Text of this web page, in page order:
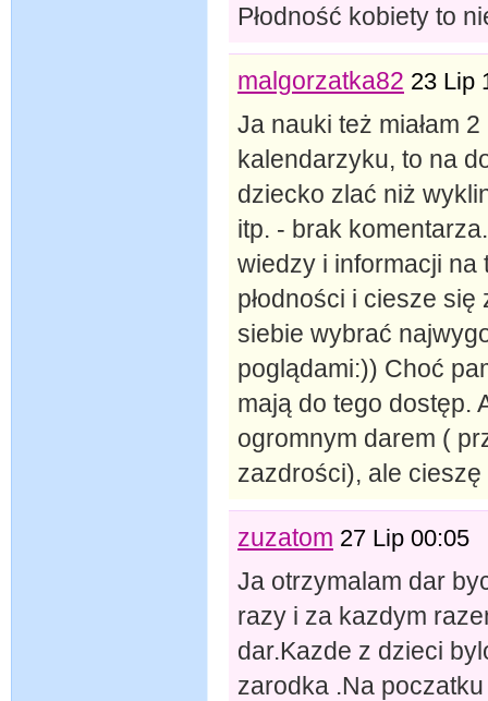
Płodność kobiety to
malgorzatka82 23 Lip
Ja nauki też miałam
kalendarzyku, to na
dziecko zlać niż
itp. - brak
wiedzy i informacji na
płodności i ciesze
siebie wybrać
poglądami:)) Choć
mają do tego dostęp.
ogromnym darem (
zazdrości), ale
zuzatom 27 Lip 00:05
Ja otrzymalam dar
razy i za kazdym
dar.Kazde z dzieci
zarodka .Na